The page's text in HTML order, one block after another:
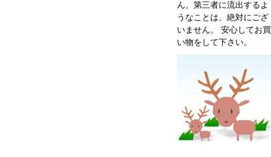
ん。第三者に流出するよ
うなことは、絶対にござ
いません。 安心してお買
い物をして下さい。